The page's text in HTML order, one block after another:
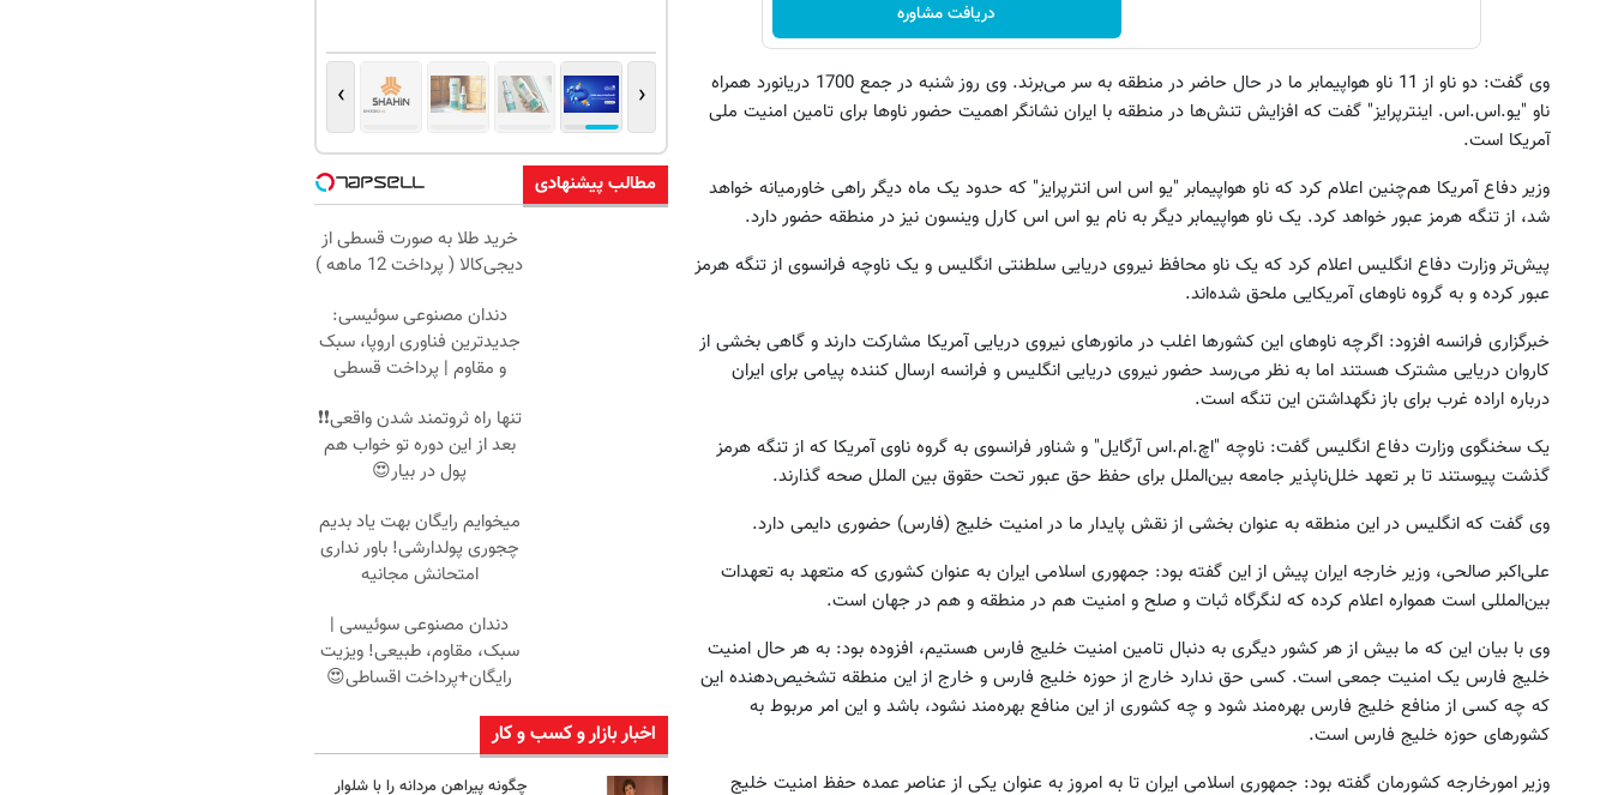
دریافت مشاوره
وی گفت: دو ناو از 11 ناو هواپیمابر ما در حال حاضر در منطقه به سر می‌برند. وی روز شنبه در جمع 1700 دریانورد همراه
ناو "یو.اس.اس. اینترپرایز" گفت که افزایش تنش‌ها در منطقه با ایران نشانگر اهمیت حضور ناوها برای تامین امنیت ملی
آمریکا است.
وزیر دفاع آمریکا هم‌چنین اعلام کرد که ناو هواپیمابر "یو اس اس انترپرایز" که حدود یک ماه دیگر راهی خاورمیانه خواهد
شد، از تنگه هرمز عبور خواهد کرد. یک ناو هواپیمابر دیگر به نام یو اس اس کارل وینسون نیز در منطقه حضور دارد.
پیش‌تر وزارت دفاع انگلیس اعلام کرد که یک ناو محافظ نیروی دریایی سلطنتی انگلیس و یک ناوچه فرانسوی از تنگه هرمز
عبور کرده و به گروه ناوهای آمریکایی ملحق شده‌اند.
خبرگزاری فرانسه افزود: اگرچه ناوهای این کشورها اغلب در مانورهای نیروی دریایی آمریکا مشارکت دارند و گاهی بخشی از
کاروان دریایی مشترک هستند اما به نظر می‌رسد حضور نیروی دریایی انگلیس و فرانسه ارسال کننده پیامی برای ایران
درباره اراده غرب برای باز نگهداشتن این تنگه است.
یک سخنگوی وزارت دفاع انگلیس گفت: ناوچه "اچ.ام.اس آرگایل" و شناور فرانسوی به گروه ناوی آمریکا که از تنگه هرمز
گذشت پیوستند تا بر تعهد خلل‌ناپذیر جامعه بین‌الملل برای حفظ حق عبور تحت حقوق بین الملل صحه گذارند.
وی گفت که انگلیس در این منطقه به عنوان بخشی از نقش پایدار ما در امنیت خلیج (فارس) حضوری دایمی دارد.
علی‌اکبر صالحی، وزیر خارجه ایران پیش از این گفته بود: جمهوری اسلامی ایران به عنوان کشوری که متعهد به تعهدات
بین‌المللی است همواره اعلام کرده که لنگرگاه ثبات و صلح و امنیت هم در منطقه و هم در جهان است.
وی با بیان این که ما بیش از هر کشور دیگری به دنبال تامین امنیت خلیج فارس هستیم، افزوده بود: به هر حال امنیت
خلیج فارس یک امنیت جمعی است. کسی حق ندارد خارج از حوزه خلیج فارس و خارج از این منطقه تشخیص‌دهنده این
که چه کسی از منافع خلیج فارس بهره‌مند شود و چه کشوری از این منافع بهره‌مند نشود، باشد و این امر مربوط به
کشورهای حوزه خلیج فارس است.
وزیر امورخارجه کشورمان گفته بود: جمهوری اسلامی ایران تا به امروز به عنوان یکی از عناصر عمده حفظ امنیت خلیج
‹
›
مطالب پیشنهادی
خرید طلا به صورت قسطی از
دیجی‌کالا ( پرداخت 12 ماهه )
دندان مصنوعی سوئیسی:
جدیدترین فناوری اروپا، سبک
و مقاوم | پرداخت قسطی
تنها راه ثروتمند شدن واقعی❗❗
بعد از این دوره تو خواب هم
پول در بیار😍
میخوایم رایگان بهت یاد بدیم
چجوری پولدارشی! باور نداری
امتحانش مجانیه
دندان مصنوعی سوئیسی |
سبک، مقاوم، طبیعی! ویزیت
رایگان+پرداخت اقساطی😍
اخبار بازار و کسب و کار
چگونه پیراهن مردانه را با شلوار